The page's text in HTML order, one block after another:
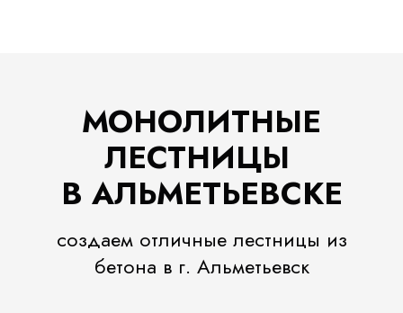
МОНОЛИТНЫЕ
ЛЕСТНИЦЫ
В АЛЬМЕТЬЕВСКЕ
создаем отличные лестницы из
бетона в г. Альметьевск